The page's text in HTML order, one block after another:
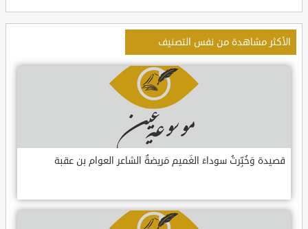
الأكثر مشاهدة من نفس التصنيف
قصيدة وَخُبِّرتُ سوداءَ الغَميم مَريضةٌ الشاعر العوام بن عقبة